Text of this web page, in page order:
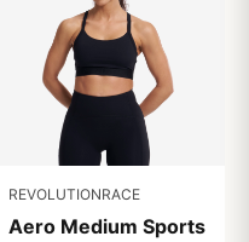
REVOLUTIONRACE
Aero Medium Sports